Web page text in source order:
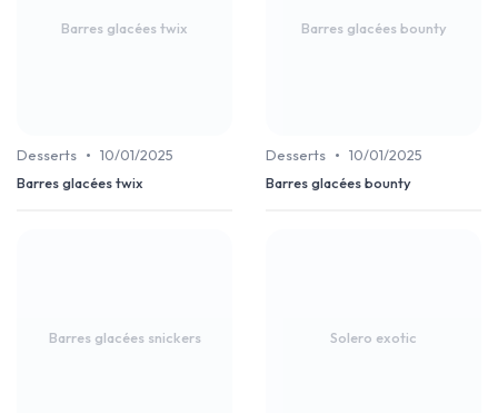
Barres glacées twix
Desserts • 10/01/2025
Barres glacées twix
Barres glacées bounty
Desserts • 10/01/2025
Barres glacées bounty
Barres glacées snickers Solero exotic